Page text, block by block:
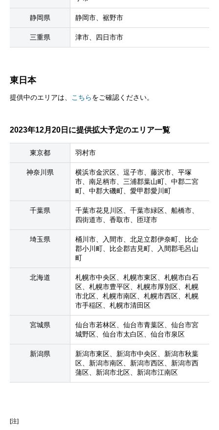
静岡県 静岡市、裾野市
三重県 津市、四日市市
東日本
提供中のエリアは、 こちらをご確認ください。
2023年12月20日に提供拡大予定のエリア一覧
東京都 羽村市
神奈川県
横浜市金沢区、逗子市、藤沢市、平塚
市、南足柄市、三浦郡葉山町、中郡二宮
町、中郡大磯町、愛甲郡愛川町
千葉県
千葉市花見川区、千葉市緑区、船橋市、
四街道市、香取市、匝瑳市
埼玉県
桶川市、入間市、北足立郡伊奈町、比企
郡小川町、比企郡吉見町、入間郡毛呂山
町
北海道
札幌市中央区、札幌市東区、札幌市白石
区、札幌市豊平区、札幌市厚別区、札幌
市北区、札幌市南区、札幌市西区、札幌
市手稲区、札幌市清田区
宮城県
仙台市若林区、仙台市青葉区、仙台市宮
城野区、仙台市太白区、仙台市泉区
新潟県
新潟市東区、新潟市中央区、新潟市秋葉
区、新潟市南区、新潟市西区、新潟市西
蒲区、新潟市北区、新潟市江南区
[注]